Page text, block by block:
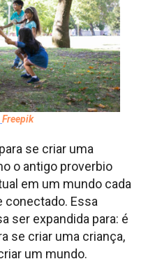
Freepik
se criar uma
o antigo proverbio
em um mundo cada
conectado. Essa
ser expandida para: é
se criar uma criança,
um mundo.